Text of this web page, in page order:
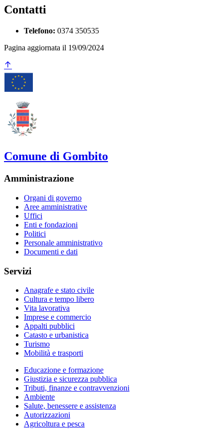
Contatti
Telefono: 0374 350535
Pagina aggiornata il 19/09/2024
Comune di Gombito
Amministrazione
Organi di governo
Aree amministrative
Uffici
Enti e fondazioni
Politici
Personale amministrativo
Documenti e dati
Servizi
Anagrafe e stato civile
Cultura e tempo libero
Vita lavorativa
Imprese e commercio
Appalti pubblici
Catasto e urbanistica
Turismo
Mobilità e trasporti
Educazione e formazione
Giustizia e sicurezza pubblica
Tributi, finanze e contravvenzioni
Ambiente
Salute, benessere e assistenza
Autorizzazioni
Agricoltura e pesca